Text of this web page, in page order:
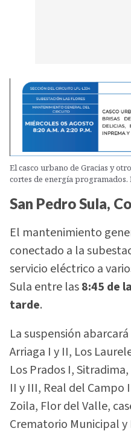
El casco urbano de Gracias y
cortes de energía programados.
San Pedro Sula,
El mantenimiento
conectado a la
servicio eléctrico a
Sula entre las8:45 de
tarde.
La suspensión
Arriaga I y II, Los
Los Prados I,
II y III, Real del Campo
Zoila, Flor del Valle,
Crematorio Municipal y